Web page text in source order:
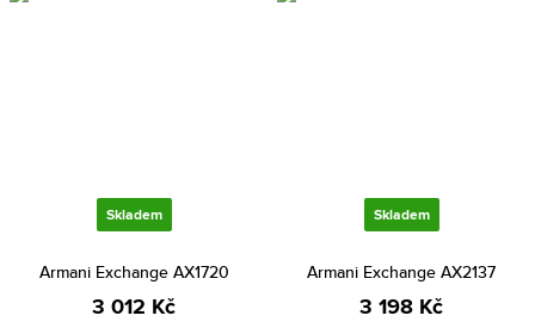
Skladem
Armani Exchange AX1720
3 012 Kč
Skladem
Armani Exchange AX2137
3 198 Kč